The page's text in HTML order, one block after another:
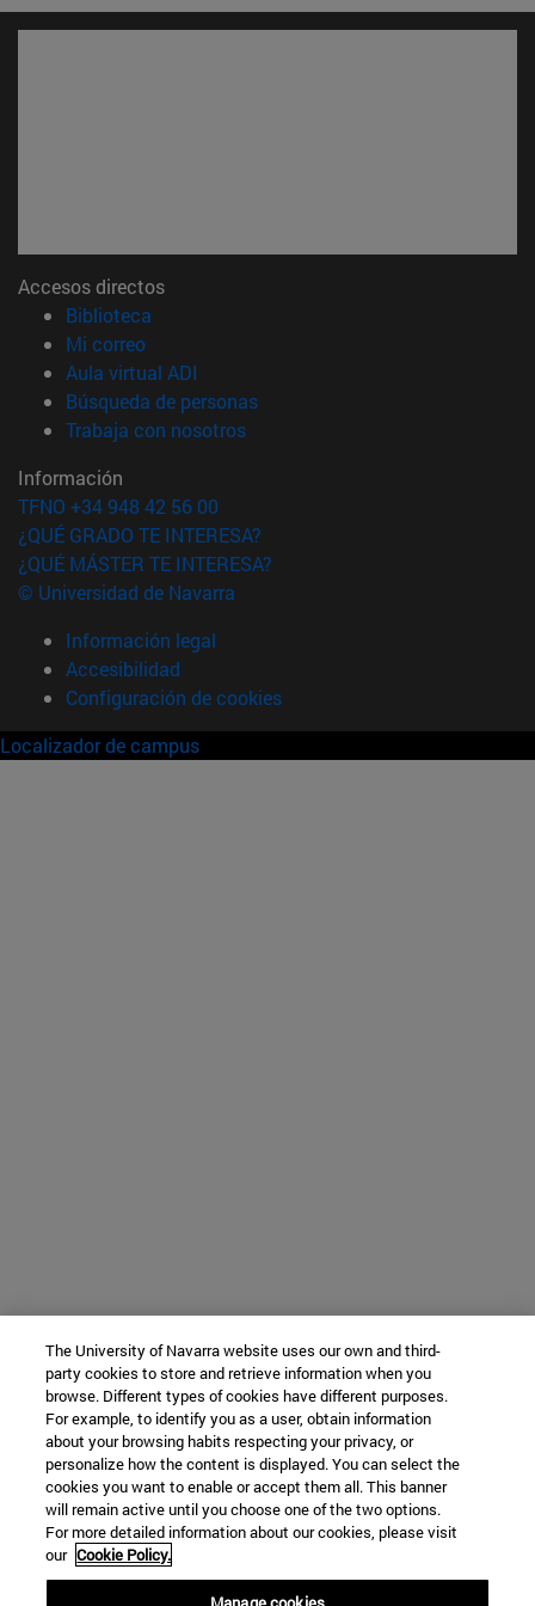
Accesos directos
Biblioteca
Mi correo(abre en nueva ventana)
Aula virtual ADI
Búsqueda de personas(abre en nueva ventana)
Trabaja con nosotros(abre en nueva ventana)
Información
TFNO +34 948 42 56 00
¿QUÉ GRADO TE INTERESA?
¿QUÉ MÁSTER TE INTERESA?
© Universidad de Navarra
Información legal
Accesibilidad
Configuración de cookies
Localizador de campus
The University of Navarra website uses our own and third-
party cookies to store and retrieve information when you
browse. Different types of cookies have different purposes.
For example, to identify you as a user, obtain information
about your browsing habits respecting your privacy, or
personalize how the content is displayed. You can select the
cookies you want to enable or accept them all. This banner
will remain active until you choose one of the two options.
For more detailed information about our cookies, please visit
our Cookie Policy.